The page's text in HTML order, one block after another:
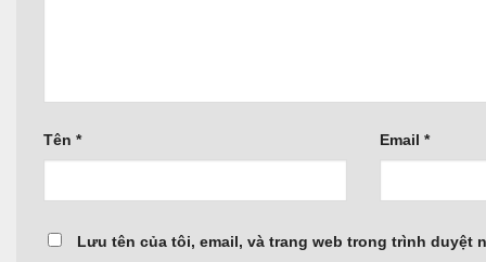
Tên * Email *
Lưu tên của tôi, email, và trang web trong trình duyệt